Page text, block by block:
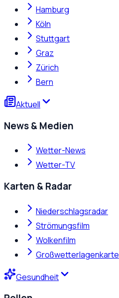
Hamburg
Köln
Stuttgart
Graz
Zürich
Bern
Aktuell
News & Medien
Wetter-News
Wetter-TV
Karten & Radar
Niederschlagsradar
Strömungsfilm
Wolkenfilm
Großwetterlagenkarte
Gesundheit